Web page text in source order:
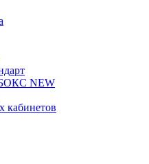
NEW
кабинетов